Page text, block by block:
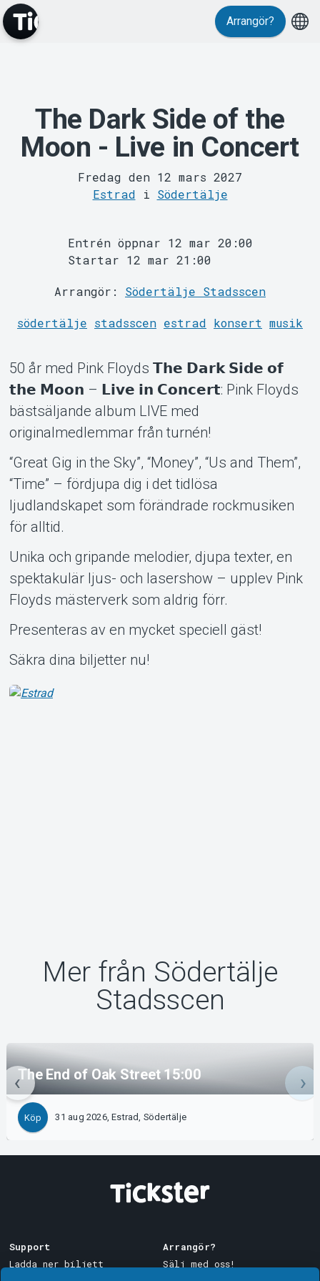
MyTickster
Support
Om Tickster
Arrangör?
The Dark Side of the
Moon - Live in Concert
Fredag den 12 mars 2027
Estrad i Södertälje
Entrén öppnar 12 mar 20:00
Startar 12 mar 21:00
Arrangör: Södertälje Stadsscen
södertälje stadsscen estrad konsert musik
50 år med Pink Floyds 𝗧𝗵𝗲 𝗗𝗮𝗿𝗸 𝗦𝗶𝗱𝗲 𝗼𝗳
𝘁𝗵𝗲 𝗠𝗼𝗼𝗻 – 𝗟𝗶𝘃𝗲 𝗶𝗻 𝗖𝗼𝗻𝗰𝗲𝗿𝘁: Pink Floyds
bästsäljande album LIVE med
originalmedlemmar från turnén!
“Great Gig in the Sky”, “Money”, “Us and Them”,
“Time” – fördjupa dig i det tidlösa
ljudlandskapet som förändrade rockmusiken
för alltid.
Unika och gripande melodier, djupa texter, en
spektakulär ljus- och lasershow – upplev Pink
Floyds mästerverk som aldrig förr.
Presenteras av en mycket speciell gäst!
Säkra dina biljetter nu!
Mer från Södertälje
Stadsscen
The End of Oak Street 15:00
Köp 31 aug 2026, Estrad, Södertälje
Support
Ladda ner biljett
Arrangör?
Sälj med oss!